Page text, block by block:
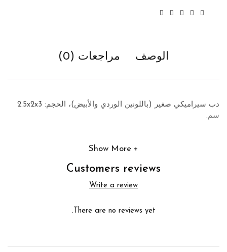
الوصف مراجعات (0)
دب سيراميكي صغير (باللونين الوردي والأبيض)، الحجم: 2.5x2x3
سم.
Show More
Customers reviews
Write a review
There are no reviews yet.